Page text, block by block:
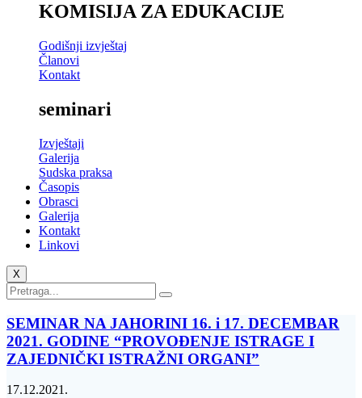
KOMISIJA ZA EDUKACIJE
Godišnji izvještaj
Članovi
Kontakt
seminari
Izvještaji
Galerija
Sudska praksa
Časopis
Obrasci
Galerija
Kontakt
Linkovi
X
SEMINAR NA JAHORINI 16. i 17. DECEMBAR
2021. GODINE “PROVOĐENJE ISTRAGE I
ZAJEDNIČKI ISTRAŽNI ORGANI”
17.12.2021.